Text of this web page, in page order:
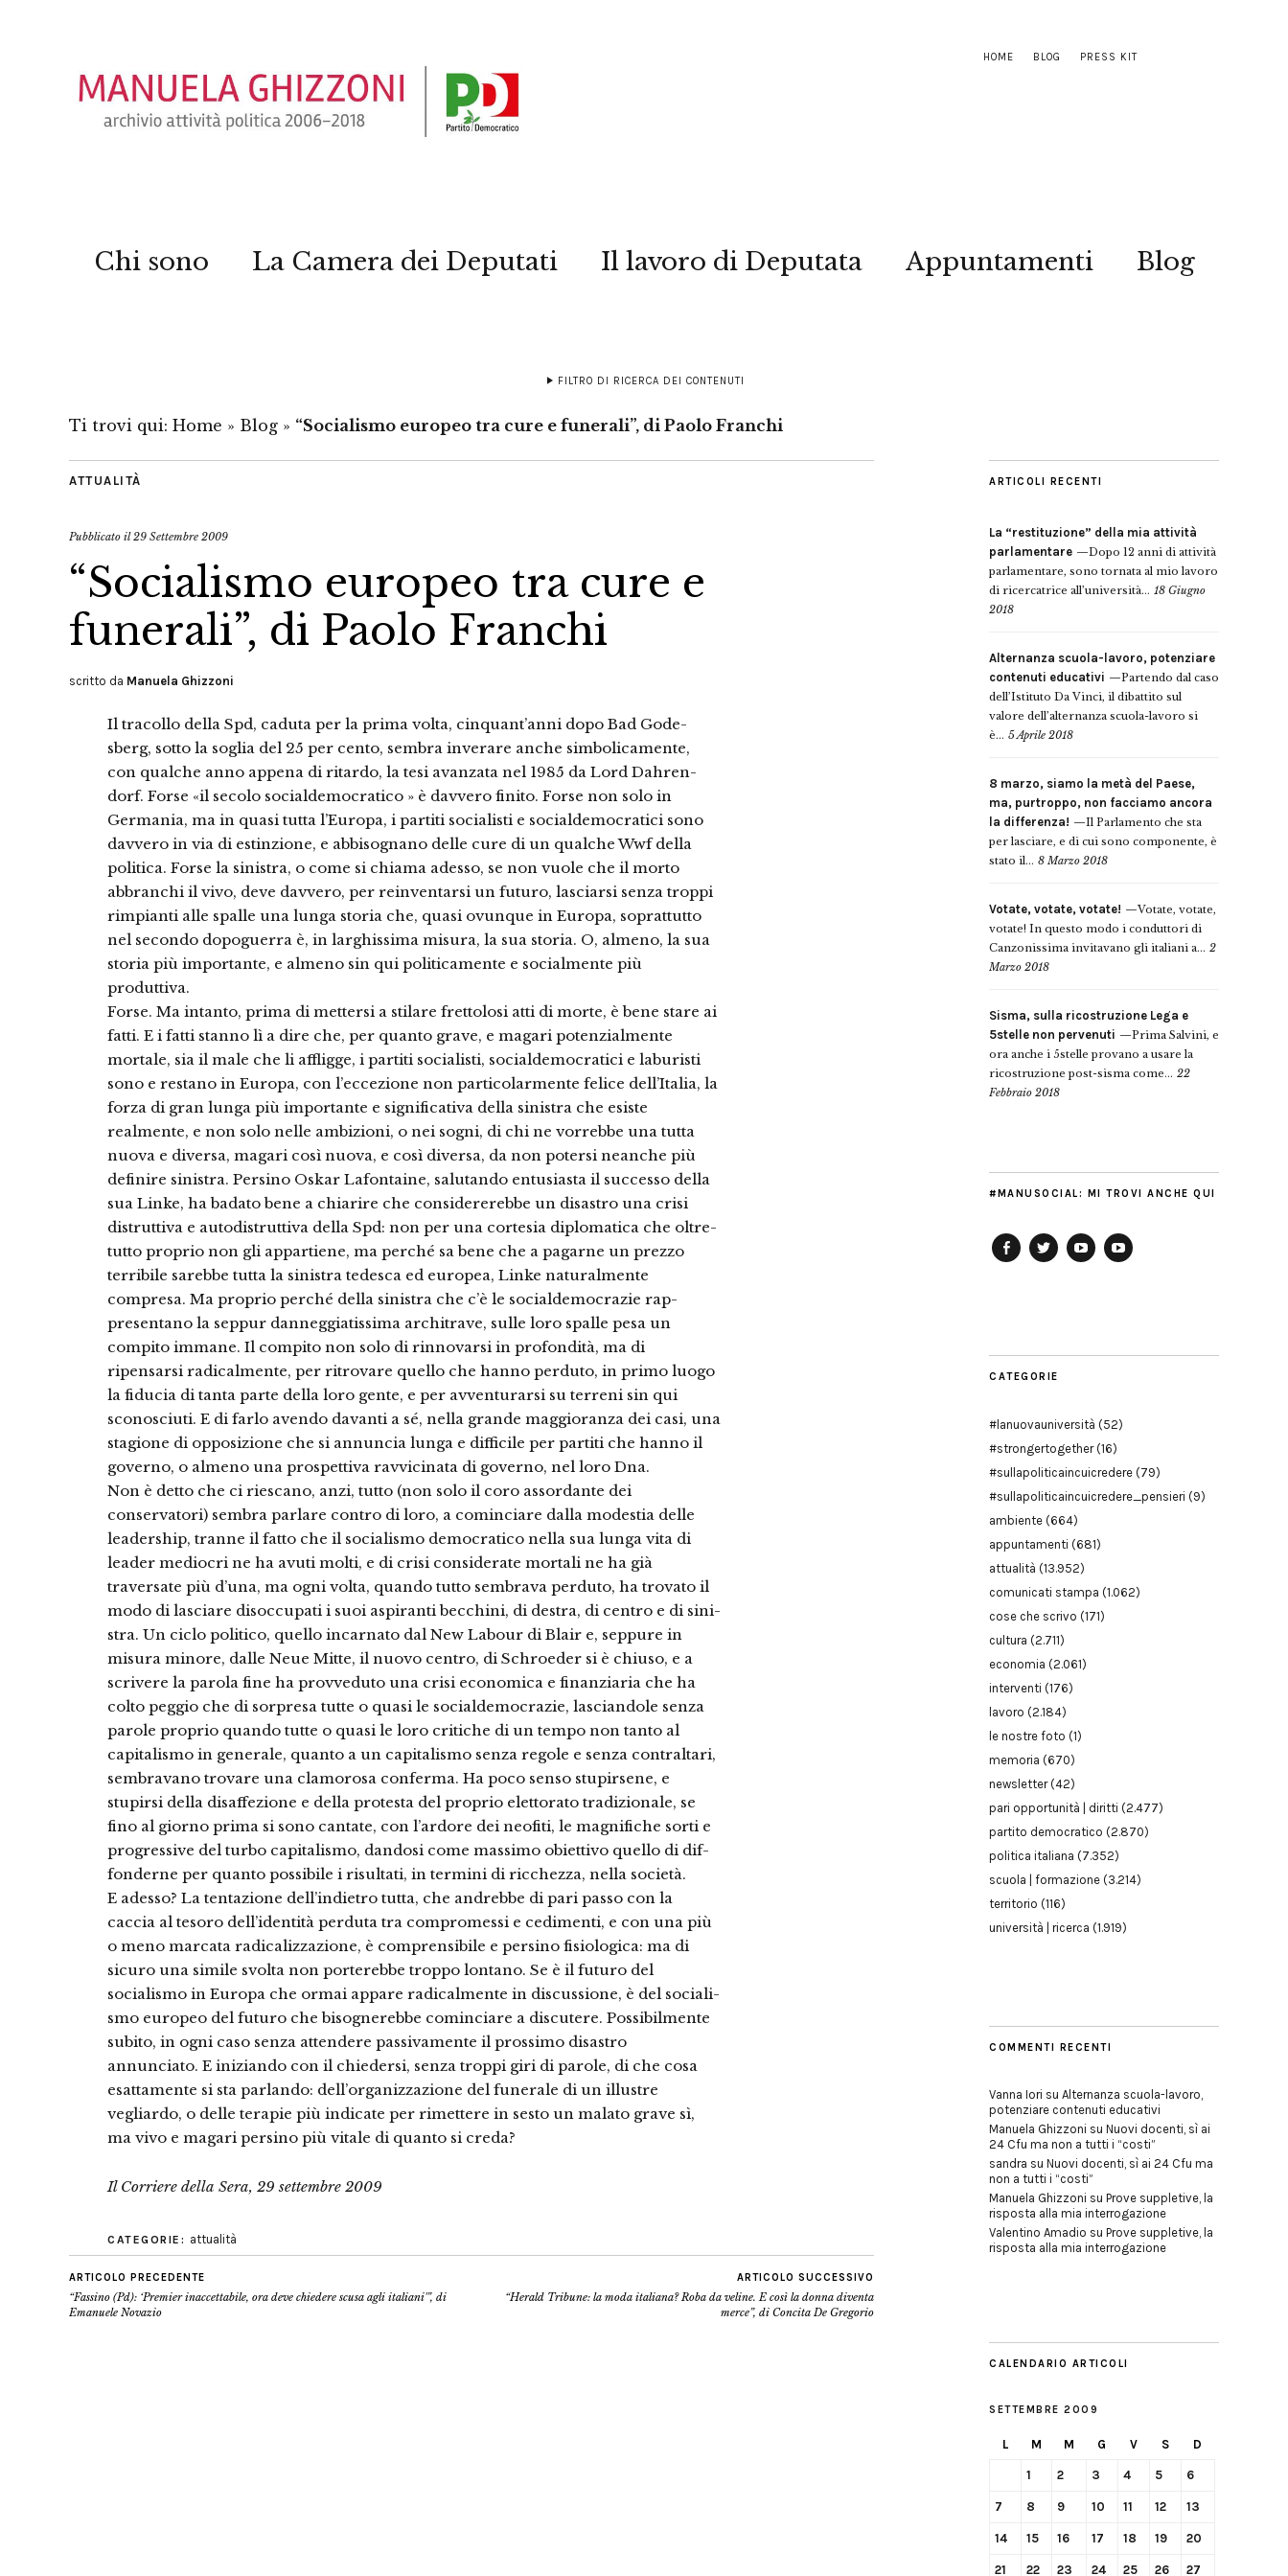
HOME BLOG PRESS KIT
Chi sono La Camera dei Deputati Il lavoro di Deputata Appuntamenti Blog
FILTRO DI RICERCA DEI CONTENUTI
Ti trovi qui: Home » Blog » “Socialismo europeo tra cure e funerali”, di Paolo Franchi
ATTUALITÀ
Pubblicato il29 Settembre 2009
“Socialismo europeo tra cure e
funerali”, di Paolo Franchi
scritto da Manuela Ghizzoni
Il tracollo della Spd, caduta per la prima volta, cin­quant’anni dopo Bad Gode­
sberg, sotto la soglia del 25 per cento, sembra inverare anche simbolicamente,
con qual­che anno appena di ritardo, la tesi avanzata nel 1985 da Lord Dahren­
dorf. Forse «il secolo socialdemo­cratico » è davvero finito. Forse non solo in
Germania, ma in qua­si tutta l’Europa, i partiti socialisti e socialdemocratici sono
davvero in via di estinzione, e abbisogna­no delle cure di un qualche Wwf della
politica. Forse la sinistra, o come si chiama adesso, se non vuole che il morto
abbranchi il vi­vo, deve davvero, per reinventarsi un futuro, lasciarsi senza troppi
rimpianti alle spalle una lunga sto­ria che, quasi ovunque in Europa, soprattutto
nel secondo dopo­guerra è, in larghissima misura, la sua storia. O, almeno, la sua
storia più importante, e almeno sin qui politicamente e socialmente più
produttiva.
Forse. Ma intanto, prima di mettersi a stilare frettolosi atti di morte, è bene stare ai
fatti. E i fatti stanno lì a dire che, per quanto grave, e magari potenzialmente
mortale, sia il male che li affligge, i partiti socialisti, socialdemocrati­ci e laburisti
sono e restano in Eu­ropa, con l’eccezione non partico­larmente felice dell’Italia, la
forza di gran lunga più importante e si­gnificativa della sinistra che esiste
realmente, e non solo nelle ambi­zioni, o nei sogni, di chi ne vorreb­be una tutta
nuova e diversa, ma­gari così nuova, e così diversa, da non potersi neanche più
definire sinistra. Persino Oskar Lafontai­ne, salutando entusiasta il succes­so della
sua Linke, ha badato bene a chiarire che considererebbe un disastro una crisi
distruttiva e au­todistruttiva della Spd: non per una cortesia diplomatica che oltre­
tutto proprio non gli appartiene, ma perché sa bene che a pagarne un prezzo
terribile sarebbe tutta la sinistra tedesca ed europea, Linke naturalmente
compresa. Ma proprio perché della sinistra che c’è le socialdemocrazie rap­
presentano la seppur danneggia­tissima architrave, sulle loro spal­le pesa un
compito immane. Il compito non solo di rinnovarsi in profondità, ma di
ripensarsi radi­calmente, per ritrovare quello che hanno perduto, in primo luogo
la fiducia di tanta parte della loro gente, e per avventurarsi su terre­ni sin qui
sconosciuti. E di farlo avendo davanti a sé, nella grande maggioranza dei casi, una
stagio­ne di opposizione che si annuncia lunga e difficile per partiti che hanno il
governo, o almeno una prospettiva ravvicinata di gover­no, nel loro Dna.
Non è detto che ci riescano, an­zi, tutto (non solo il coro assordan­te dei
conservatori) sembra parla­re contro di loro, a cominciare dal­la modestia delle
leadership, tran­ne il fatto che il socialismo demo­cratico nella sua lunga vita di
lea­der mediocri ne ha avuti molti, e di crisi considerate mortali ne ha già
traversate più d’una, ma ogni volta, quando tutto sembrava per­duto, ha trovato il
modo di lascia­re disoccupati i suoi aspiranti bec­chini, di destra, di centro e di sini­
stra. Un ciclo politico, quello in­carnato dal New Labour di Blair e, seppure in
misura minore, dalle Neue Mitte, il nuovo centro, di Schroeder si è chiuso, e a
scrivere la parola fine ha provveduto una crisi economica e finanziaria che ha
colto peggio che di sorpresa tutte o quasi le socialdemocrazie, lasciandole senza
parole proprio quando tutte o quasi le loro criti­che di un tempo non tanto al
capi­talismo in generale, quanto a un capitalismo senza regole e senza contraltari,
sembravano trovare una clamorosa conferma. Ha po­co senso stupirsene, e
stupirsi del­la disaffezione e della protesta del proprio elettorato tradizionale, se
fino al giorno prima si sono canta­te, con l’ardore dei neofiti, le ma­gnifiche sorti e
progressive del turbo capitalismo, dandosi come massimo obiettivo quello di dif­
fonderne per quanto possibile i ri­sultati, in termini di ricchezza, nel­la società.
E adesso? La tentazione dell’in­dietro tutta, che andrebbe di pari passo con la
caccia al tesoro del­l’identità perduta tra compromes­si e cedimenti, e con una più
o me­no marcata radicalizzazione, è comprensibile e persino fisiologi­ca: ma di
sicuro una simile svolta non porterebbe troppo lontano. Se è il futuro del
socialismo in Eu­ropa che ormai appare radical­mente in discussione, è del sociali­
smo europeo del futuro che biso­gnerebbe cominciare a discutere. Possibilmente
subito, in ogni ca­so senza attendere passivamente il prossimo disastro
annunciato. E iniziando con il chiedersi, senza troppi giri di parole, di che cosa
esattamente si sta parlando: del­l’organizzazione del funerale di un illustre
vegliardo, o delle tera­pie più indicate per rimettere in sesto un malato grave sì,
ma vivo e magari persino più vitale di quanto si creda?
Il Corriere della Sera, 29 settembre 2009
CATEGORIE: attualità
ARTICOLO PRECEDENTE
“Fassino (Pd): ‘Premier inaccettabile, ora deve chiedere scusa agli italiani'”, di
Emanuele Novazio
ARTICOLO SUCCESSIVO
“Herald Tribune: la moda italiana? Roba da veline. E così la donna diventa
merce”, di Concita De Gregorio
ARTICOLI RECENTI
La “restituzione” della mia attività
parlamentare
Dopo 12 anni di attività
parlamentare, sono tornata al mio lavoro
di ricercatrice all’università... 18 Giugno
2018
Alternanza scuola-lavoro, potenziare
contenuti educativi
Partendo dal caso
dell’Istituto Da Vinci, il dibattito sul
valore dell’alternanza scuola-lavoro si
è... 5 Aprile 2018
8 marzo, siamo la metà del Paese,
ma, purtroppo, non facciamo ancora
la differenza!
Il Parlamento che sta
per lasciare, e di cui sono componente, è
stato il... 8 Marzo 2018
Votate, votate, votate!
Votate, votate,
votate! In questo modo i conduttori di
Canzonissima invitavano gli italiani a... 2
Marzo 2018
Sisma, sulla ricostruzione Lega e
5stelle non pervenuti
Prima Salvini, e
ora anche i 5stelle provano a usare la
ricostruzione post-sisma come... 22
Febbraio 2018
#MANUSOCIAL: MI TROVI ANCHE QUI
CATEGORIE
#lanuovauniversità (52)
#strongertogether(16)
#sullapoliticaincuicredere (79)
#sullapoliticaincuicredere_pensieri (9)
ambiente (664)
appuntamenti (681)
attualità (13.952)
comunicati stampa (1.062)
cose che scrivo (171)
cultura (2.711)
economia (2.061)
interventi (176)
lavoro (2.184)
le nostre foto (1)
memoria (670)
newsletter(42)
pari opportunità | diritti (2.477)
partito democratico (2.870)
politica italiana (7.352)
scuola | formazione (3.214)
territorio (116)
università | ricerca (1.919)
COMMENTI RECENTI
Vanna Iori su Alternanza scuola-lavoro,
potenziare contenuti educativi
Manuela Ghizzoni su Nuovi docenti, sì ai
24 Cfu ma non a tutti i “costi”
sandra su Nuovi docenti, sì ai 24 Cfu ma
non a tutti i “costi”
Manuela Ghizzoni su Prove suppletive, la
risposta alla mia interrogazione
Valentino Amadio su Prove suppletive, la
risposta alla mia interrogazione
CALENDARIO ARTICOLI
SETTEMBRE 2009
L M M G V S D
1 2 3 4 5 6
7 8 9 10 11 12 13
14 15 16 17 18 19 20
21 22 23 24 25 26 27